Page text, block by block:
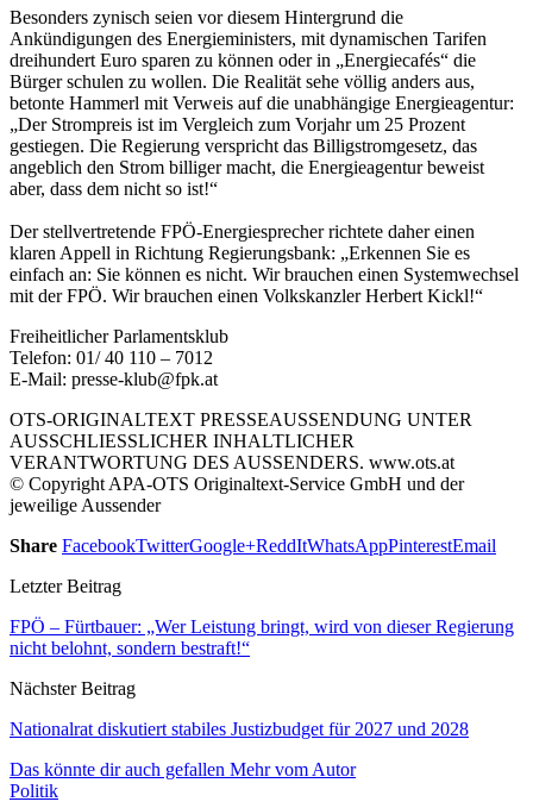
Besonders zynisch seien vor diesem Hintergrund die
Ankündigungen des Energieministers, mit dynamischen Tarifen
dreihundert Euro sparen zu können oder in „Energiecafés“ die
Bürger schulen zu wollen. Die Realität sehe völlig anders aus,
betonte Hammerl mit Verweis auf die unabhängige Energieagentur:
„Der Strompreis ist im Vergleich zum Vorjahr um 25 Prozent
gestiegen. Die Regierung verspricht das Billigstromgesetz, das
angeblich den Strom billiger macht, die Energieagentur beweist
aber, dass dem nicht so ist!“
Der stellvertretende FPÖ-Energiesprecher richtete daher einen
klaren Appell in Richtung Regierungsbank: „Erkennen Sie es
einfach an: Sie können es nicht. Wir brauchen einen Systemwechsel
mit der FPÖ. Wir brauchen einen Volkskanzler Herbert Kickl!“
Freiheitlicher Parlamentsklub
Telefon: 01/ 40 110 – 7012
E-Mail: presse-klub@fpk.at
OTS-ORIGINALTEXT PRESSEAUSSENDUNG UNTER
AUSSCHLIESSLICHER INHALTLICHER
VERANTWORTUNG DES AUSSENDERS. www.ots.at
© Copyright APA-OTS Originaltext-Service GmbH und der
jeweilige Aussender
Share FacebookTwitterGoogle+ReddItWhatsAppPinterestEmail
Letzter Beitrag
FPÖ – Fürtbauer: „Wer Leistung bringt, wird von dieser Regierung
nicht belohnt, sondern bestraft!“
Nächster Beitrag
Nationalrat diskutiert stabiles Justizbudget für 2027 und 2028
Das könnte dir auch gefallen Mehr vom Autor
Politik